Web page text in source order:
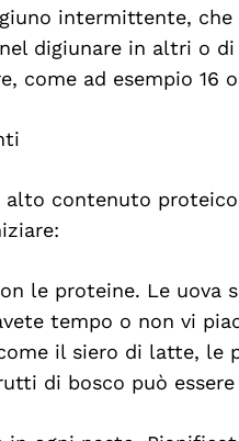
intermittente,
digiunare in altri o
come ad esempio 16
alto contenuto
le proteine. Le uova
tempo o non vi
il siero di latte, le
di bosco può